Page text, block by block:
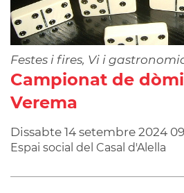
Festes i fires, Vi i
Campionat de
Verema
Dissabte 14 setembre 2024
Espai social del Casal d'Alella